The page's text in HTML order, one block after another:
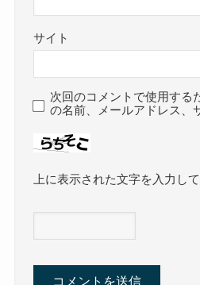
サイト
次回のコメントで使用する
の名前、メールアドレス、
上に表示された文字を入力して